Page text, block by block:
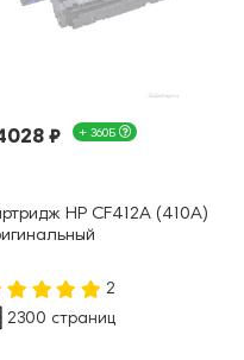
₽ + 360Б
HP CF412A (410A)
2
2300 страниц